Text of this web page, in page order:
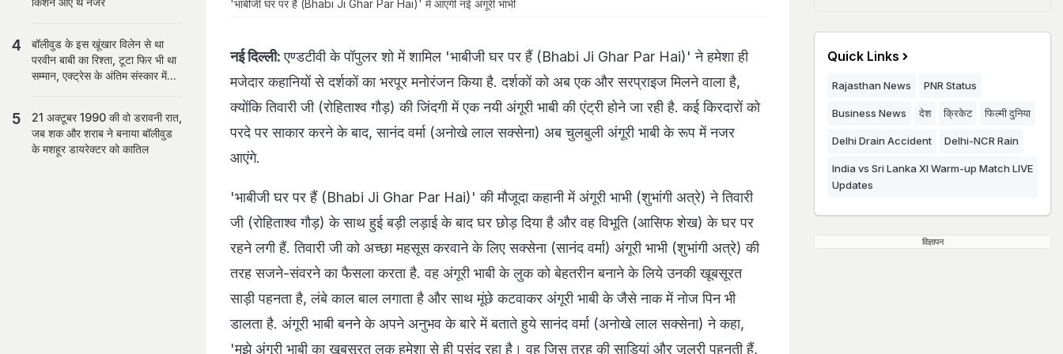
'भाबीजी घर पर हैं (Bhabi Ji Ghar Par Hai)' में आएगी नई अंगूरी भाभी
नई दिल्ली: एण्डटीवी के पॉपुलर शो में शामिल 'भाबीजी घर पर हैं (Bhabi Ji Ghar Par Hai)' ने हमेशा ही
मजेदार कहानियों से दर्शकों का भरपूर मनोरंजन किया है. दर्शकों को अब एक और सरप्राइज मिलने वाला है,
क्योंकि तिवारी जी (रोहिताश्व गौड़) की जिंदगी में एक नयी अंगूरी भाबी की एंट्री होने जा रही है. कई किरदारों को
परदे पर साकार करने के बाद, सानंद वर्मा (अनोखे लाल सक्सेना) अब चुलबुली अंगूरी भाबी के रूप में नजर
आएंगे.
'भाबीजी घर पर हैं (Bhabi Ji Ghar Par Hai)' की मौजूदा कहानी में अंगूरी भाभी (शुभांगी अत्रे) ने तिवारी
जी (रोहिताश्व गौड़) के साथ हुई बड़ी लड़ाई के बाद घर छोड़ दिया है और वह विभूति (आसिफ शेख) के घर पर
रहने लगी हैं. तिवारी जी को अच्छा महसूस करवाने के लिए सक्सेना (सानंद वर्मा) अंगूरी भाभी (शुभांगी अत्रे) की
तरह सजने-संवरने का फैसला करता है. वह अंगूरी भाबी के लुक को बेहतरीन बनाने के लिये उनकी खूबसूरत
साड़ी पहनता है, लंबे काल बाल लगाता है और साथ मूंछे कटवाकर अंगूरी भाबी के जैसे नाक में नोज पिन भी
डालता है. अंगूरी भाबी बनने के अपने अनुभव के बारे में बताते हुये सानंद वर्मा (अनोखे लाल सक्सेना) ने कहा,
'मुझे अंगूरी भाबी का खूबसूरत लुक हमेशा से ही पसंद रहा है। वह जिस तरह की साड़ियां और जूलरी पहनती हैं,
बॉलीवुड के इस खूंखार विलेन से था
परवीन बाबी का रिश्ता, टूटा फिर भी था
सम्मान, एक्ट्रेस के अंतिम संस्कार में...
21 अक्टूबर 1990 की वो डरावनी रात,
जब शक और शराब ने बनाया बॉलीवुड
के मशहूर डायरेक्टर को कातिल
Quick Links
Rajasthan News PNR Status
Business News देश क्रिकेट फिल्मी दुनिया
Delhi Drain Accident Delhi-NCR Rain
India vs Sri Lanka XI Warm-up Match LIVE
Updates
विज्ञापन